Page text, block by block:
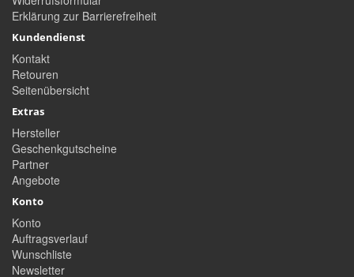
Erklärung zur Barrierefreiheit
Kundendienst
Kontakt
Retouren
Seitenübersicht
Extras
Hersteller
Geschenkgutscheine
Partner
Angebote
Konto
Konto
Auftragsverlauf
Wunschliste
Newsletter